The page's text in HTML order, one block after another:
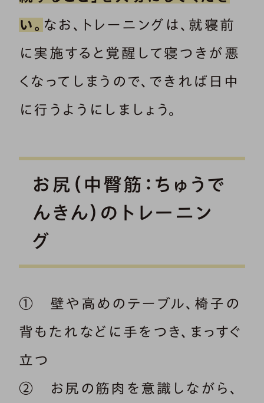
い。 なお、トレーニングは、就寝前
に実施すると覚醒して寝つきが悪
くなってしまうので、できれば日中
に行うようにしましょう。
お尻（中臀筋：ちゅうで
んきん）のトレーニン
グ
① 壁や高めのテーブル、椅子の
背もたれなどに手をつき、まっすぐ
立つ
② お尻の筋肉を意識しながら、